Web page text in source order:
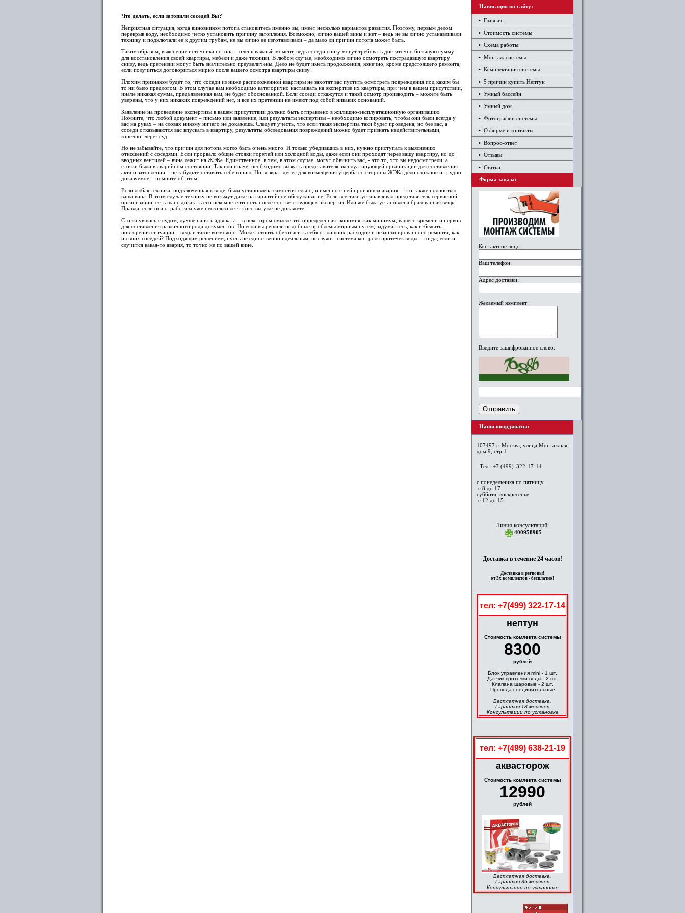
Что делать, если затопили соседей Вы?
Неприятная ситуация, когда виновником потопа становитесь именно вы, имеет несколько вариантов развития. Поэтому, первым делом
перекрыв воду, необходимо четко установить причину затопления. Возможно, лично вашей вины и нет – ведь не вы лично устанавливали
технику и подключали ее к другим трубам, не вы лично ее изготавливали – да мало ли причин потопа может быть.
Таким образом, выяснение источника потопа – очень важный момент, ведь соседи снизу могут требовать достаточно большую сумму
для восстановления своей квартиры, мебели и даже техники. В любом случае, необходимо лично осмотреть пострадавшую квартиру
снизу, ведь претензии могут быть значительно преувеличены. Дело не будет иметь продолжения, конечно, кроме предстоящего ремонта,
если получиться договориться мирно после вашего осмотра квартиры снизу.
Плохим признаком будет то, что соседи из ниже расположенной квартиры не захотят вас пустить осмотреть повреждения под каким бы
то ни было предлогом. В этом случае вам необходимо категорично настаивать на экспертизе их квартиры, при чем в вашем присутствии,
иначе никакая сумма, предъявленная вам, не будет обоснованной. Если соседи откажутся и такой осмотр производить – можете быть
уверены, что у них никаких повреждений нет, и все их претензии не имеют под собой никаких оснований.
Заявление на проведение экспертизы в вашем присутствии должно быть отправлено в жилищно-эксплуатационную организацию.
Помните, что любой документ – письмо или заявление, или результаты экспертизы – необходимо копировать, чтобы они были всегда у
вас на руках – на словах никому ничего не докажешь. Следует учесть, что если такая экспертиза таки будет проведена, но без вас, а
соседи отказываются вас впускать в квартиру, результаты обследования повреждений можно будет признать недействительными,
конечно, через суд.
Но не забывайте, что причин для потопа могло быть очень много. И только убедившись в них, нужно приступать к выяснению
отношений с соседями. Если прорвало общие стояки горячей или холодной воды, даже если они проходят через вашу квартиру, но до
вводных вентилей – вина лежит на ЖЭКе. Единственное, в чем, в этом случае, могут обвинить вас, - это то, что вы недосмотрели, а
стояки были в аварийном состоянии. Так или иначе, необходимо вызвать представителя эксплуатирующей организации для составления
акта о затоплении – не забудьте оставить себе копию. Но возврат денег для возмещения ущерба со стороны ЖЭКа дело сложное и трудно
доказуемое – помните об этом.
Если любая техника, подключенная к воде, была установлена самостоятельно, и именно с ней произошла авария – это также полностью
ваша вина. В этом случае технику не возьмут даже на гарантийное обслуживание. Если все-таки устанавливал представитель сервисной
организации, есть шанс доказать его некомпетентность после соответствующих экспертиз. Или же была установлена бракованная вещь.
Правда, если она отработала уже несколько лет, этого вы уже не докажете.
Столкнувшись с судом, лучше нанять адвоката – в некотором смысле это определенная экономия, как минимум, вашего времени и нервов
для составления различного рода документов. Но если вы решили подобные проблемы мирным путем, задумайтесь, как избежать
повторения ситуации – ведь и такое возможно. Может стоить обезопасить себя от лишних расходов и незапланированного ремонта, как
и своих соседей? Подходящим решением, пусть не единственно идеальным, послужит система контроля протечек воды – тогда, если и
случится какая-то авария, то точно не по вашей вине.
Навигация по сайту:
• Главная
• Стоимость системы
• Схема работы
• Монтаж системы
• Комплектация системы
• 5 причин купить Нептун
• Умный бассейн
• Умный дом
• Фотографии системы
• О фирме и контакты
• Вопрос-ответ
• Отзывы
• Статьи
Форма заказа:
Контактное лицо:
Ваш телефон:
Адрес доставки:
Желаемый комплект:
Введите зашифрованное слово:
Наши координаты:
107497 г. Москва, улица Монтажная,
дом 9, стр.1
Тел.: +7 (499) 322-17-14
с понедельника по пятницу
с 8 до 17
суббота, воскресенье
с 12 до 15
Линия консультаций:
400958905
Доставка в течение 24 часов!
Доставка в регионы!
от 3х комплектов - бесплатно!
тел: +7(499) 322-17-14
нептун
Cтоимость комлекта системы
8300
рублей
Блок управления mini - 1 шт.
Датчик протечки воды - 2 шт.
Клапана шаровые - 2 шт.
Провода соединительные
Бесплатная доставка,
Гарантия 18 месяцев
Консультации по установке
тел: +7(499) 638-21-19
аквасторож
Cтоимость комлекта системы
12990
рублей
Бесплатная доставка,
Гарантия 36 месяцев
Консультации по установке